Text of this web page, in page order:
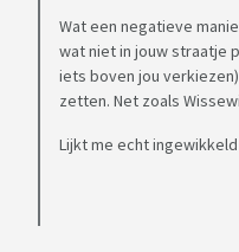
Alle tips, meningen of
Wat een negatieve
wat niet in jouw straatje
iets boven jou
zetten. Net zoals
Lijkt me echt